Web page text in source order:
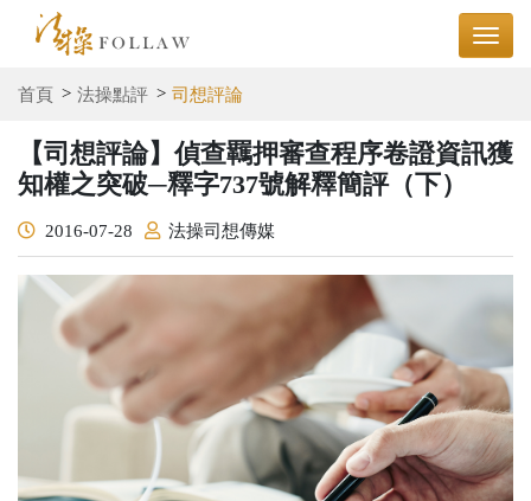
首頁 法操點評 司想評論
【司想評論】偵查羈押審查程序卷證資訊獲
知權之突破─釋字737號解釋簡評（下）
2016-07-28 法操司想傳媒